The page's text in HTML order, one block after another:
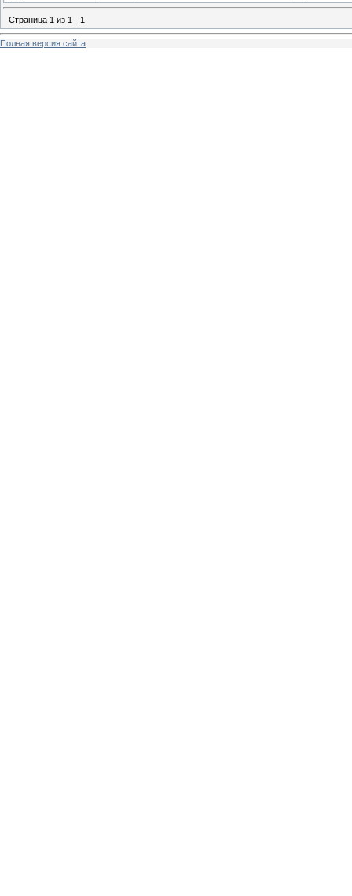
Страница 1 из 1 1
Полная версия сайта